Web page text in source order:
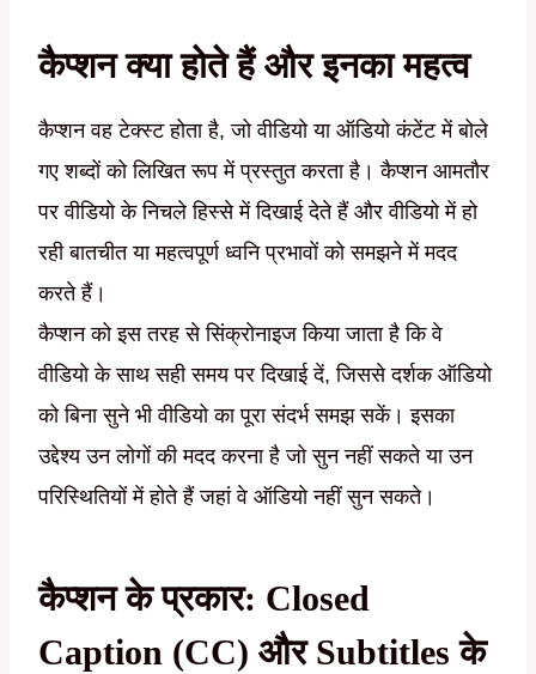
कैप्शन क्या होते हैं और इनका महत्व
कैप्शन वह टेक्स्ट होता है, जो वीडियो या ऑडियो कंटेंट में बोले
गए शब्दों को लिखित रूप में प्रस्तुत करता है। कैप्शन आमतौर
पर वीडियो के निचले हिस्से में दिखाई देते हैं और वीडियो में हो
रही बातचीत या महत्वपूर्ण ध्वनि प्रभावों को समझने में मदद
करते हैं।
कैप्शन को इस तरह से सिंक्रोनाइज किया जाता है कि वे
वीडियो के साथ सही समय पर दिखाई दें, जिससे दर्शक ऑडियो
को बिना सुने भी वीडियो का पूरा संदर्भ समझ सकें। इसका
उद्देश्य उन लोगों की मदद करना है जो सुन नहीं सकते या उन
परिस्थितियों में होते हैं जहां वे ऑडियो नहीं सुन सकते।
कैप्शन के प्रकार: Closed
Caption (CC) और Subtitles के